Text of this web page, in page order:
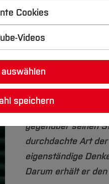
Dr.
Dr.-Ing. Rudolf
seinen
genauso wie für
er ist auch ein
gegenüber seinen
durchdachte Art
eigenständige
Darum erhält er
Cookies
Videos
speichern